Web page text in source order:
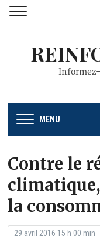
MENU
Contre le
la
29 avril 2016 15 h 00 min